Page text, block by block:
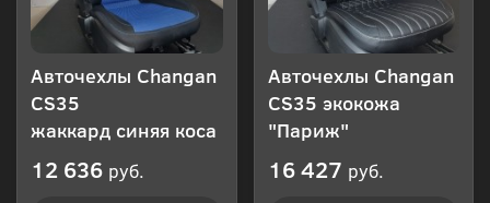
Авточехлы Changan
CS35
жаккард синяя коса
12 636 руб.
Авточехлы Changan
CS35 экокожа
"Париж"
16 427 руб.